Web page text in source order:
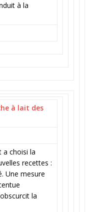
à la
à lait des
a choisi la
recettes :
Une mesure
la